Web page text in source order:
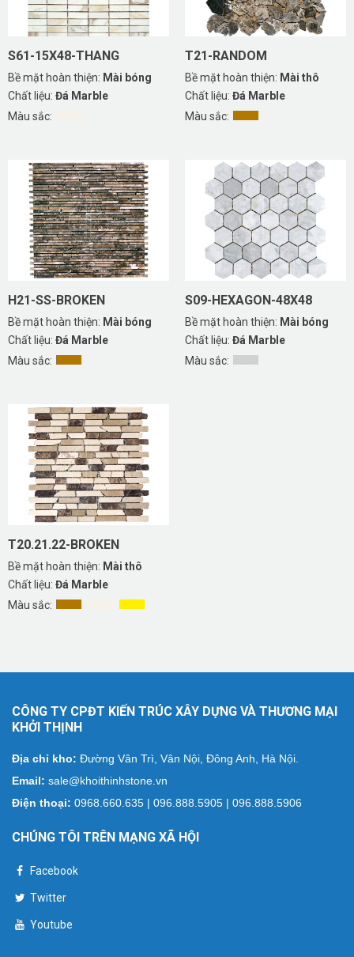
S61-15X48-THANG
Bề mặt hoàn thiện: Mài bóng
Chất liệu: Đá Marble
Màu sắc:
T21-RANDOM
Bề mặt hoàn thiện: Mài thô
Chất liệu: Đá Marble
Màu sắc:
H21-SS-BROKEN
Bề mặt hoàn thiện: Mài bóng
Chất liệu: Đá Marble
Màu sắc:
S09-HEXAGON-48X48
Bề mặt hoàn thiện: Mài bóng
Chất liệu: Đá Marble
Màu sắc:
T20.21.22-BROKEN
Bề mặt hoàn thiện: Mài thô
Chất liệu: Đá Marble
Màu sắc:
CÔNG TY CPĐT KIẾN TRÚC XÂY DỰNG VÀ THƯƠNG MẠI
KHỞI THỊNH
Địa chỉ kho: Đường Vân Trì, Vân Nội, Đông Anh, Hà Nội.
Email: sale@khoithinhstone.vn
Điện thoại: 0968.660.635 | 096.888.5905 | 096.888.5906
CHÚNG TÔI TRÊN MẠNG XÃ HỘI
Facebook
Twitter
Youtube